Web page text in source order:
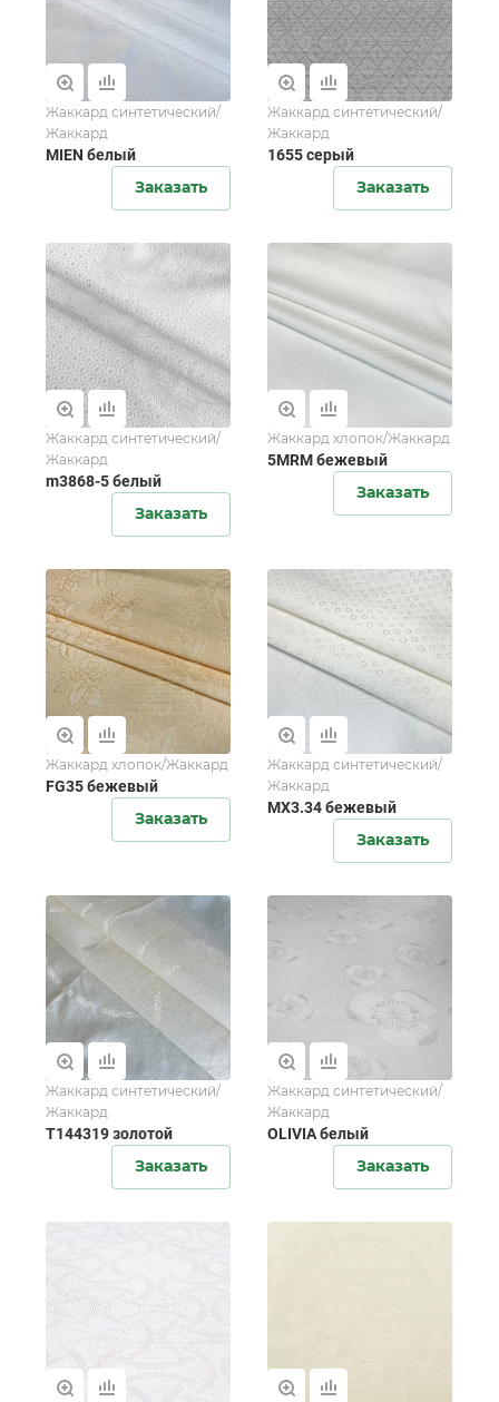
Жаккард синтетический/
Жаккард
MIEN белый
Заказать
Жаккард синтетический/
Жаккард
1655 серый
Заказать
Жаккард синтетический/
Жаккард
m3868-5 белый
Заказать
Жаккард хлопок/Жаккард
5MRM бежевый
Заказать
Жаккард хлопок/Жаккард
FG35 бежевый
Заказать
Жаккард синтетический/
Жаккард
MX3.34 бежевый
Заказать
Жаккард синтетический/
Жаккард
T144319 золотой
Заказать
Жаккард синтетический/
Жаккард
OLIVIA белый
Заказать